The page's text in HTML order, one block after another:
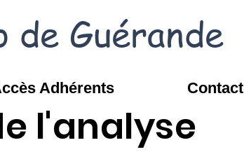
de Guérande
Adhérents Contact
l'analyse